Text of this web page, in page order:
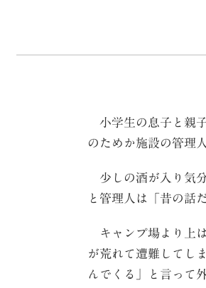
小学生の息子と親
のためか施設の管理
少しの酒が入り気
と管理人は「昔の話
キャンプ場より上
が荒れて遭難してし
んでくる」と言って